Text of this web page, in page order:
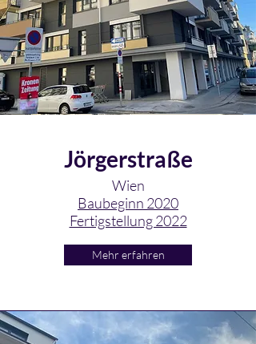
Jörgerstraße
Wien
Baubeginn 2020
Fertigstellung 2022
Mehr erfahren